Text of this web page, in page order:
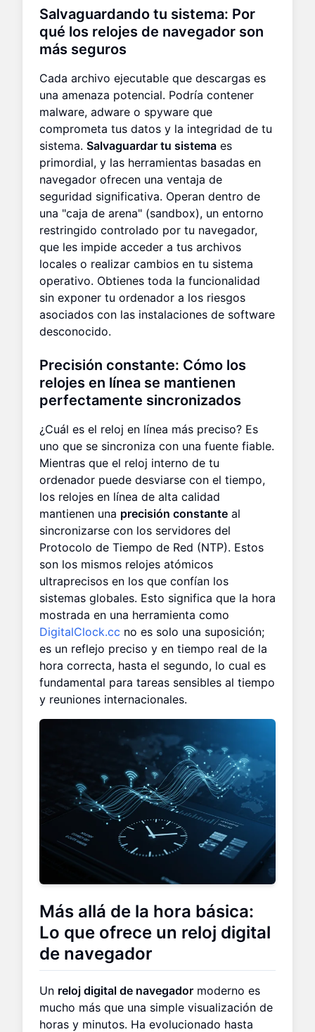
Salvaguardando tu sistema: Por
qué los relojes de navegador son
más seguros
Cada archivo ejecutable que descargas es
una amenaza potencial. Podría contener
malware, adware o spyware que
comprometa tus datos y la integridad de tu
sistema. Salvaguardar tu sistema es
primordial, y las herramientas basadas en
navegador ofrecen una ventaja de
seguridad significativa. Operan dentro de
una "caja de arena" (sandbox), un entorno
restringido controlado por tu navegador,
que les impide acceder a tus archivos
locales o realizar cambios en tu sistema
operativo. Obtienes toda la funcionalidad
sin exponer tu ordenador a los riesgos
asociados con las instalaciones de software
desconocido.
Precisión constante: Cómo los
relojes en línea se mantienen
perfectamente sincronizados
¿Cuál es el reloj en línea más preciso? Es
uno que se sincroniza con una fuente fiable.
Mientras que el reloj interno de tu
ordenador puede desviarse con el tiempo,
los relojes en línea de alta calidad
mantienen una precisión constante al
sincronizarse con los servidores del
Protocolo de Tiempo de Red (NTP). Estos
son los mismos relojes atómicos
ultraprecisos en los que confían los
sistemas globales. Esto significa que la hora
mostrada en una herramienta como
DigitalClock.cc no es solo una suposición;
es un reflejo preciso y en tiempo real de la
hora correcta, hasta el segundo, lo cual es
fundamental para tareas sensibles al tiempo
y reuniones internacionales.
Más allá de la hora básica:
Lo que ofrece un reloj digital
de navegador
Un reloj digital de navegador moderno es
mucho más que una simple visualización de
horas y minutos. Ha evolucionado hasta